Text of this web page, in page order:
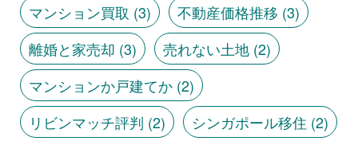
マンション買取 (3) 不動産価格推移 (3)
離婚と家売却 (3) 売れない土地(2)
マンションか戸建てか(2)
リビンマッチ評判 (2) シンガポール移住 (2)